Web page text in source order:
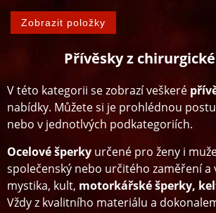
Přívěsky z
V této kategorii se zobrazí veškeré
nabídky. Můžete si je prohlédnou
nebo v jednotlvých podkategoriích.
Ocelové šperky určené pro ženy i
společenský nebo určitého zaměření a
mystika, kult, motorkářské šperky,
Vždy z kvalitního materiálu a